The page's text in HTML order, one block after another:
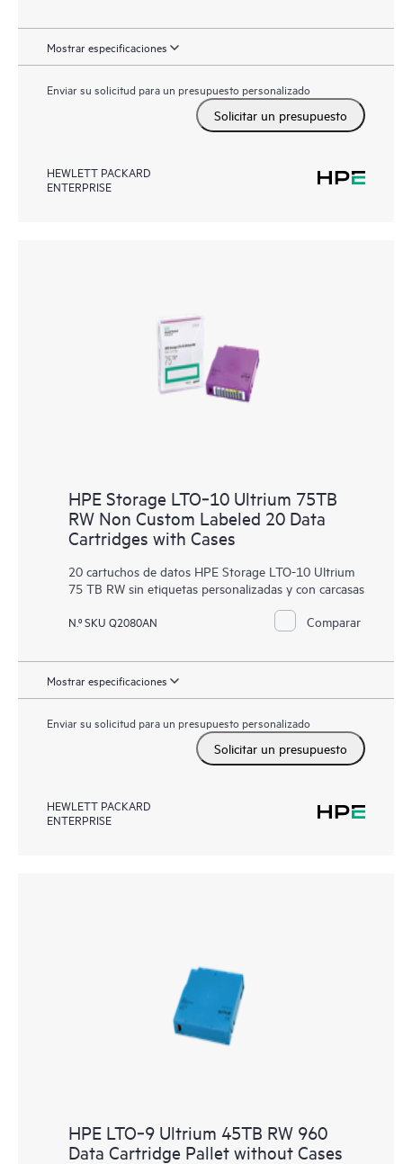
Mostrar especificaciones
Enviar su solicitud para un presupuesto personalizado
Solicitar un presupuesto
HEWLETT PACKARD
ENTERPRISE
HPE Storage LTO‑10 Ultrium 75TB
RW Non Custom Labeled 20 Data
Cartridges with Cases
20 cartuchos de datos HPE Storage LTO-10 Ultrium
75 TB RW sin etiquetas personalizadas y con carcasas
N.º SKU Q2080AN Comparar
Mostrar especificaciones
Enviar su solicitud para un presupuesto personalizado
Solicitar un presupuesto
HEWLETT PACKARD
ENTERPRISE
HPE LTO‑9 Ultrium 45TB RW 960
Data Cartridge Pallet without Cases